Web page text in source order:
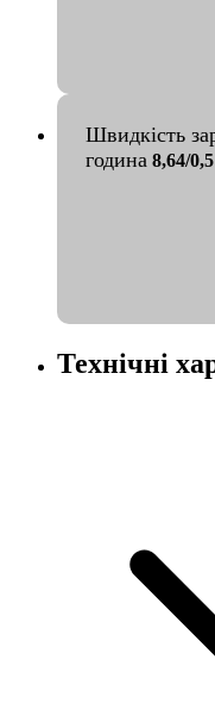
Швидкість
година 8,64/0,5
Технічні